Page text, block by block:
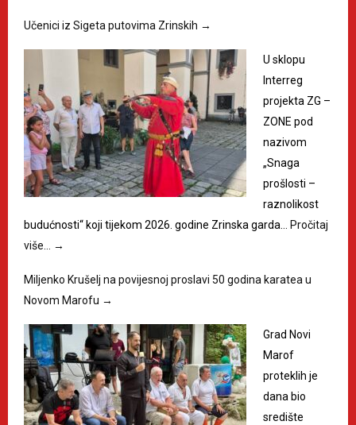
Učenici iz Sigeta putovima Zrinskih →
U sklopu
Interreg
projekta ZG –
ZONE pod
nazivom
„Snaga
prošlosti –
raznolikost
budućnosti“ koji tijekom 2026. godine Zrinska garda…
Pročitaj
više…
→
Miljenko Krušelj na povijesnoj proslavi 50 godina karatea u
Novom Marofu →
Grad Novi
Marof
proteklih je
dana bio
središte